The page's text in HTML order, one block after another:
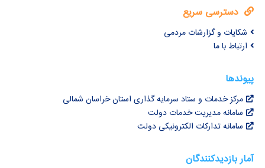
دسترسی سریع
شکایات و گزارشات مردمی
ارتباط با ما
پیوندها
مرکز خدمات و ستاد سرمایه گذاری استان خراسان شمالی
سامانه مدیریت خدمات دولت
سامانه تدارکات الکترونیکی دولت
آمار بازدیدکنندگان